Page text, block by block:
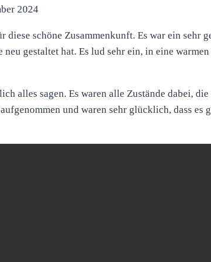
2024
schöne Zusammenkunft. Es war ein sehr
gestaltet hat. Es lud sehr ein, in eine warmen
alles sagen. Es waren alle Zustände dabei, die
und waren sehr glücklich, dass es